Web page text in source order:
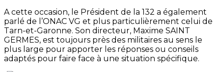
A cette occasion, le Président de la 132 a également
parlé de l’ONAC VG et plus particulièrement celui de
Tarn-et-Garonne. Son directeur, Maxime SAINT
GERMES, est toujours près des militaires au sens le
plus large pour apporter les réponses ou conseils
adaptés pour faire face à une situation spécifique.